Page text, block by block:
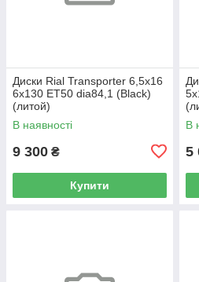
Диски Rial Transporter 6,5x16
6x130 ET50 dia84,1 (Black)
(литой)
В наявності
9 300 ₴
Купити
В
5